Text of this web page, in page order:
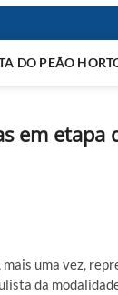
DO PEÃO
em etapa
uma vez,
da